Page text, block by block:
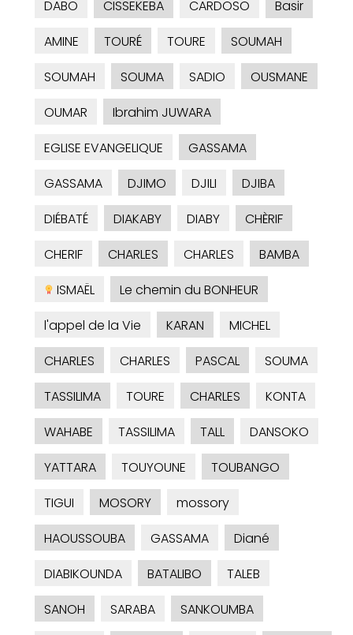
DABO
CISSEKEBA CARDOSO
Basir
AMINE
TOURÉ TOURE
SOUMAH
SOUMAH
SOUMA SADIO
OUSMANE
OUMAR
Ibrahim JUWARA
EGLISE EVANGELIQUE
GASSAMA
GASSAMA
DJIMO DJILI
DJIBA
DIÉBATÉ
DIAKABY DIABY
CHÈRIF
CHERIF
CHARLES CHARLES
BAMBA
ISMAËL
Le chemin du BONHEUR
l'appel de la Vie
KARAN
MICHEL
CHARLES
CHARLES PASCAL
SOUMA
TASSILIMA
TOURE CHARLES
KONTA
WAHABE
TASSILIMA TALL
DANSOKO
YATTARA
TOUYOUNE
TOUBANGO
TIGUI
MOSORY
mossory
HAOUSSOUBA
GASSAMA
Diané
DIABIKOUNDA
BATALIBO
TALEB
SANOH
SARABA
SANKOUMBA